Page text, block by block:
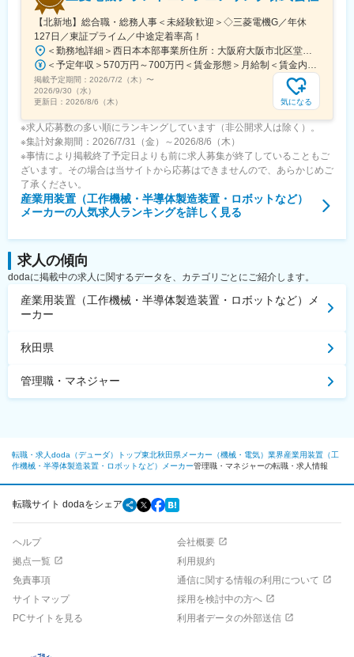
【北新地】総合職・総務人事＜未経験歓迎＞◇三菱電機G／年休
127日／東証プライム／中途定着率高！
＜勤務地詳細＞西日本本部事業所住所：大阪府大阪市北区堂島2-2-2 勤務地最寄駅：JR東西線／北新地駅受動喫煙対策：屋内喫煙可能場所あり変更の範囲：会社の定める事業所
＜予定年収＞570万円～700万円＜賃金形態＞月給制＜賃金内訳＞月額（基本給）：295,000円～335,000円＜月給＞295,000円～335,000円＜昇給有無＞有＜残業手当＞有＜給与補足＞※上記年収は想定残業時間20～30時間込みの金額となります。※上記はあくまで想定年収です。経験・スキルに応じて決定します。■昇給：年1回■賞与：年2回（6月・12月）※実績あり賃金はあくまでも目安の金額であり、選考を通じて上下する可能性があります。月給(月額)は固定手当を含めた表記です。
掲載予定期間： 2026/7/2（木） 〜
2026/9/30（水）
更新日： 2026/8/6（木） 気になる
※求人応募数の多い順にランキングしています（非公開求人は除く）。
※集計対象期間：2026/7/31（金）～2026/8/6（木）
※事情により掲載終了予定日よりも前に求人募集が終了していることもご
ざいます。その場合は当サイトから応募はできませんので、あらかじめご
了承ください。
産業用装置（工作機械・半導体製造装置・ロボットなど）
メーカーの人気求人ランキングを詳しく見る
求人の傾向
dodaに掲載中の求人に関するデータを、カテゴリごとにご紹介します。
産業用装置（工作機械・半導体製造装置・ロボットなど）メ
ーカー
秋田県
管理職・マネジャー
転職・求人doda（デューダ）トップ東北秋田県 メーカー（機械・電気）業界産業用装置（工
作機械・半導体製造装置・ロボットなど）メーカー管理職・マネジャーの転職・求人情報
転職サイト dodaをシェア
ヘルプ
会社概要
拠点一覧
利用規約
免責事項
通信に関する情報の利用について
サイトマップ
採用を検討中の方へ
PCサイトを見る
利用者データの外部送信